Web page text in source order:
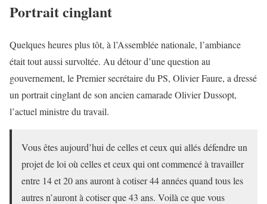
Portrait cinglant
Quelques heures plus tôt, à l’Assemblée nationale, l’ambiance
était tout aussi survoltée. Au détour d’une question au
gouvernement, le Premier secrétaire du PS, Olivier Faure, a dressé
un portrait cinglant de son ancien camarade Olivier Dussopt,
l’actuel ministre du travail.
Vous êtes aujourd’hui de celles et ceux qui allés défendre un
projet de loi où celles et ceux qui ont commencé à travailler
entre 14 et 20 ans auront à cotiser 44 années quand tous les
autres n’auront à cotiser que 43 ans. Voilà ce que vous